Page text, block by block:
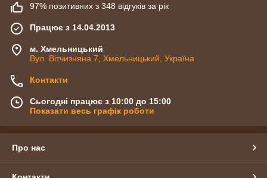
97% позитивних з 348 відгуків за рік
Працює з 14.04.2013
м. Хмельницький
Вул. Вітчизняна 7, Хмельницький, Україна
Контакти
Сьогодні працює з 10:00 до 15:00
Показати весь графік роботи
Про нас